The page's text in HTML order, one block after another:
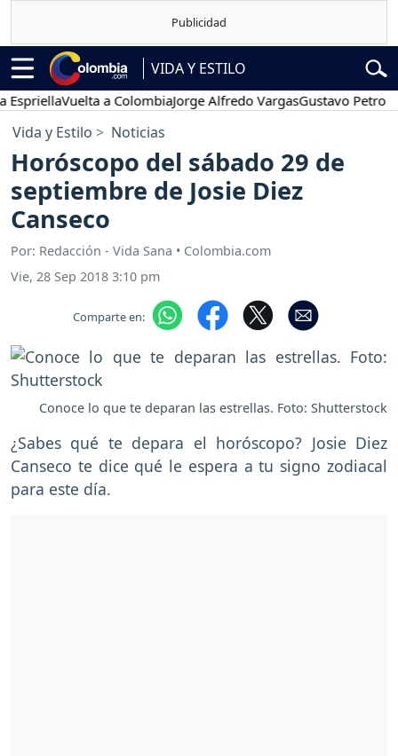
VIDA Y ESTILO
Vuelta a ColombiaJorge Alfredo VargasGustavo Petro
Vida y Estilo Noticias
Horóscopo del sábado 29 de
septiembre de Josie Diez
Canseco
Por: Redacción - Vida Sana • Colombia.com
Vie, 28 Sep 2018 3:10 pm
Comparte en:
Conoce lo que te deparan las estrellas. Foto: Shutterstock
¿Sabes qué te depara el horóscopo? Josie Diez
Canseco te dice qué le espera a tu signo zodiacal
para este día.